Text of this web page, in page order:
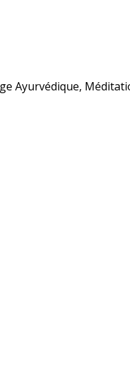
Ayurvédique,